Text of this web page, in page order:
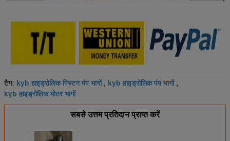
टैग: kyb हाइड्रोलिक पिस्टन पंप भागों, kyb हाइड्रोलिक पंप भागों,
kyb हाइड्रोलिक मोटर भागों
सबसे उत्तम प्रतिदान प्राप्त करें